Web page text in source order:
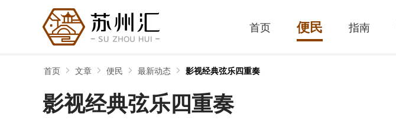
首页 便民 指南
首页 文章 便民 最新动态 影视经典弦乐四重奏
影视经典弦乐四重奏